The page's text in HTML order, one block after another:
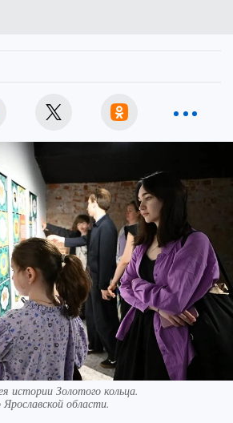
истории Золотого кольца.
области.